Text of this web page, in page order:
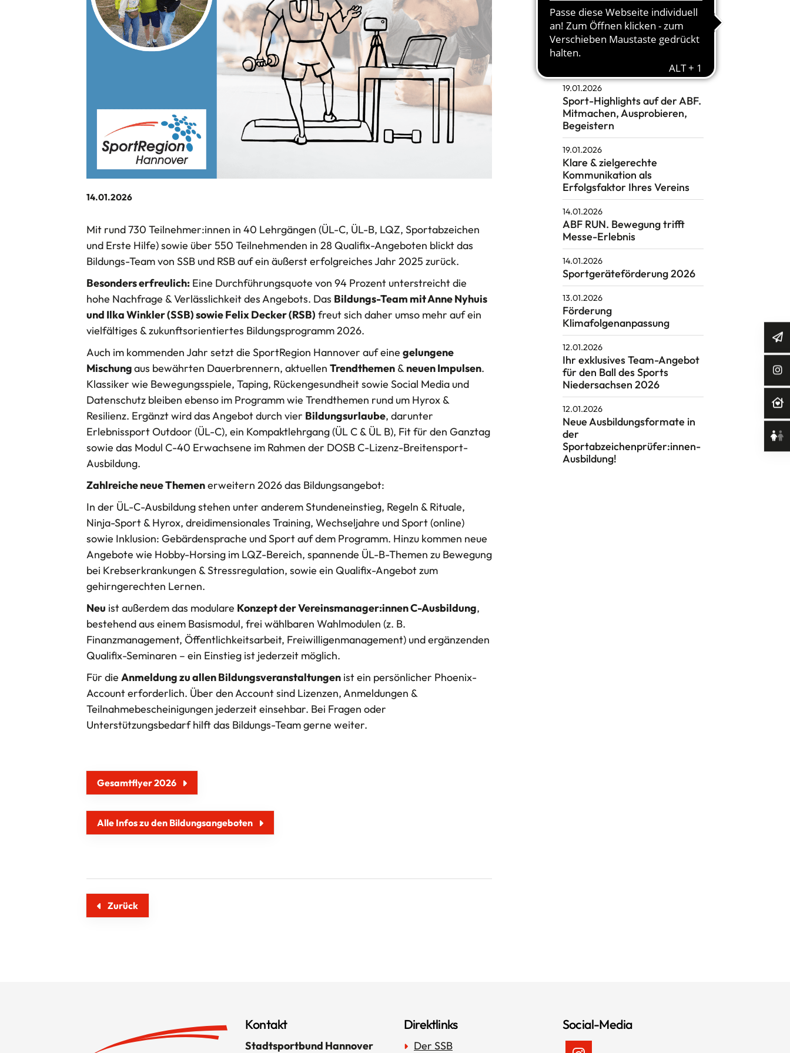
14.01.2026
Mit rund 730 Teilnehmer:innen in 40 Lehrgängen (ÜL-C, ÜL-B, LQZ, Sportabzeichen
und Erste Hilfe) sowie über 550 Teilnehmenden in 28 Qualifix-Angeboten blickt das
Bildungs-Team von SSB und RSB auf ein äußerst erfolgreiches Jahr 2025 zurück.
Besonders erfreulich: Eine Durchführungsquote von 94 Prozent unterstreicht die
hohe Nachfrage & Verlässlichkeit des Angebots. Das Bildungs-Team mit Anne Nyhuis
und Ilka Winkler (SSB) sowie Felix Decker (RSB) freut sich daher umso mehr auf ein
vielfältiges & zukunftsorientiertes Bildungsprogramm 2026.
Auch im kommenden Jahr setzt die SportRegion Hannover auf eine gelungene
Mischungaus bewährten Dauerbrennern, aktuellen Trendthemen &neuen Impulsen.
Klassiker wie Bewegungsspiele, Taping, Rückengesundheit sowie Social Media und
Datenschutz bleiben ebenso im Programm wie Trendthemen rund um Hyrox &
Resilienz. Ergänzt wird das Angebot durch vier Bildungsurlaube, darunter
Erlebnissport Outdoor (ÜL-C), ein Kompaktlehrgang (ÜL C & ÜL B), Fit für den Ganztag
sowie das Modul C-40 Erwachsene im Rahmen der DOSB C-Lizenz-Breitensport-
Ausbildung.
Zahlreiche neue Themenerweitern 2026 das Bildungsangebot:
In der ÜL-C-Ausbildung stehen unter anderem Stundeneinstieg, Regeln & Rituale,
Ninja-Sport & Hyrox, dreidimensionales Training, Wechseljahre und Sport (online)
sowie Inklusion: Gebärdensprache und Sport auf dem Programm. Hinzu kommen neue
Angebote wie Hobby-Horsing im LQZ-Bereich, spannende ÜL-B-Themen zu Bewegung
bei Krebserkrankungen & Stressregulation, sowie ein Qualifix-Angebot zum
gehirngerechten Lernen.
Neu ist außerdem das modulare Konzept der Vereinsmanager:innen C-Ausbildung,
bestehend aus einem Basismodul, frei wählbaren Wahlmodulen (z. B.
Finanzmanagement, Öffentlichkeitsarbeit, Freiwilligenmanagement) und ergänzenden
Qualifix-Seminaren – ein Einstieg ist jederzeit möglich.
Für die Anmeldung zu allen Bildungsveranstaltungen ist ein persönlicher Phoenix-
Account erforderlich. Über den Account sind Lizenzen, Anmeldungen &
Teilnahmebescheinigungen jederzeit einsehbar. Bei Fragen oder
Unterstützungsbedarf hilft das Bildungs-Team gerne weiter.
Gesamtflyer 2026
Alle Infos zu den Bildungsangeboten
Zurück
Niedersachsen.
19.01.2026
Bewegungs-Pass feiert
19.01.2026
Sport-Highlights auf der ABF.
Mitmachen, Ausprobieren,
Begeistern
19.01.2026
Klare & zielgerechte
Kommunikation als
Erfolgsfaktor Ihres Vereins
14.01.2026
ABF RUN. Bewegung trifft
Messe-Erlebnis
14.01.2026
Sportgeräteförderung 2026
13.01.2026
Förderung
Klimafolgenanpassung
12.01.2026
Ihr exklusives Team-Angebot
für den Ball des Sports
Niedersachsen 2026
12.01.2026
Neue Ausbildungsformate in
der
Sportabzeichenprüfer:innen-
Ausbildung!
Kontakt
Stadtsportbund Hannover
Direktlinks
Der SSB
Social-Media